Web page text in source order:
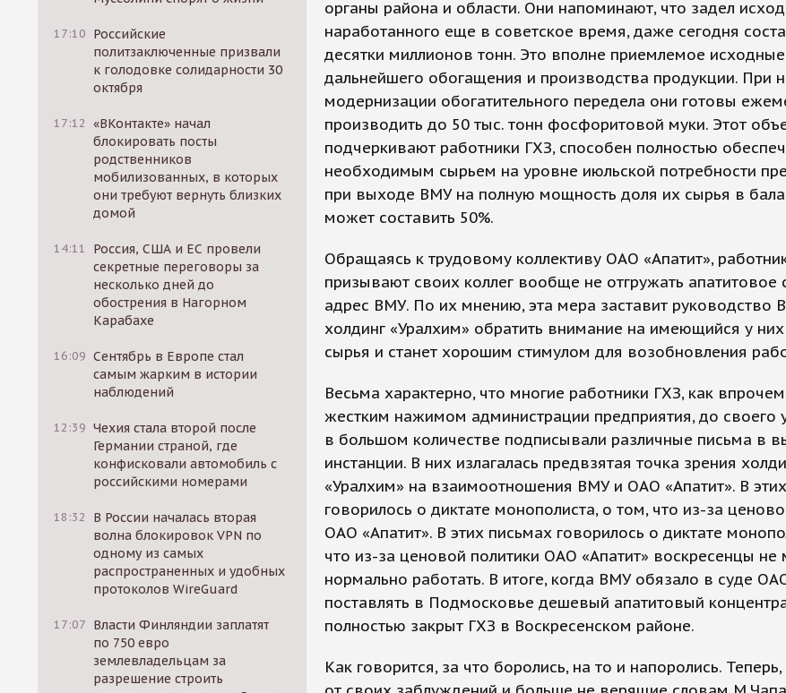
17:10 Российские
политзаключенные призвали
к голодовке солидарности 30
октября
17:12 «ВКонтакте» начал
блокировать посты
родственников
мобилизованных, в которых
они требуют вернуть близких
домой
14:11
Россия, США и ЕС провели
секретные переговоры за
несколько дней до
обострения в Нагорном
Карабахе
16:09 Сентябрь в Европе стал
самым жарким в истории
наблюдений
12:39 Чехия стала второй после
Германии страной, где
конфисковали автомобиль с
российскими номерами
18:32
В России началась вторая
волна блокировок VPN по
одному из самых
распространенных и удобных
протоколов WireGuard
17:07 Власти Финляндии заплатят
по 750 евро
землевладельцам за
разрешение строить
органы района и области. Они напоминают, что задел
наработанного еще в советское время, даже сегодня
десятки миллионов тонн. Это вполне приемлемое
дальнейшего обогащения и производства продукции. При
модернизации обогатительного передела они готовы
производить до 50 тыс. тонн фосфоритовой муки. Этот
подчеркивают работники ГХЗ, способен полностью
необходимым сырьем на уровне июльской потребности
при выходе ВМУ на полную мощность доля их сырья в
может составить 50%.
Обращаясь к трудовому коллективу ОАО «Апатит»,
призывают своих коллег вообще не отгружать апатитовое
адрес ВМУ. По их мнению, эта мера заставит руководство
холдинг «Уралхим» обратить внимание на имеющийся у них
сырья и станет хорошим стимулом для возобновления
Весьма характерно, что многие работники ГХЗ, как
жестким нажимом администрации предприятия, до своего
в большом количестве подписывали различные письма в
инстанции. В них излагалась предвзятая точка зрения
«Уралхим» на взаимоотношения ВМУ и ОАО «Апатит». В
говорилось о диктате монополиста, о том, что из-за
ОАО «Апатит». В этих письмах говорилось о диктате
что из-за ценовой политики ОАО «Апатит» воскресенцы не
нормально работать. В итоге, когда ВМУ обязало в суде
поставлять в Подмосковье дешевый апатитовый
полностью закрыт ГХЗ в Воскресенском районе.
Как говорится, за что боролись, на то и напоролись.